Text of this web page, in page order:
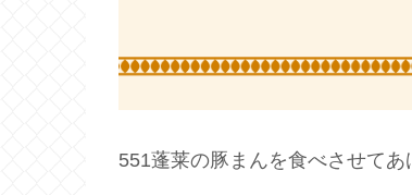
551蓬莱の豚まんを食べさせてあ